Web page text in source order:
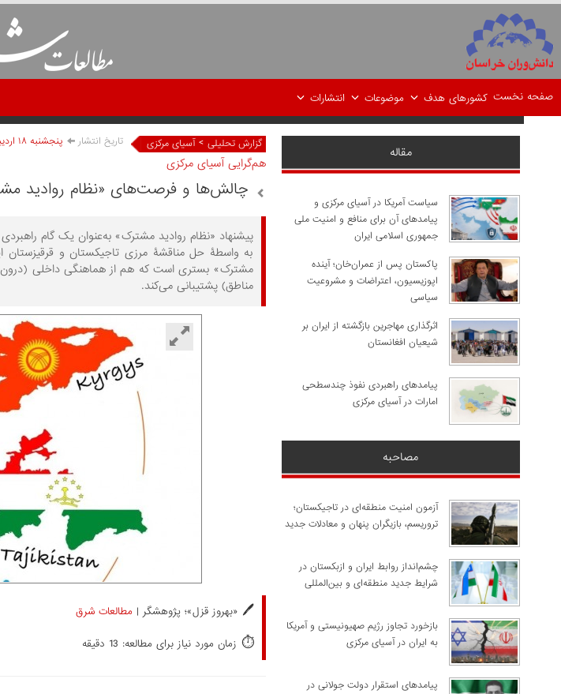
صفحه نخست کشورهای هدف موضوعات انتشارات
گزارش تحلیلی > آسیای مرکزی تاریخ انتشار پنجشنبه ۱۸ ارديبهشت ۱۴۰۴ ساعت ۱۰:۴۴
هم‌گرایی آسیای مرکزی
چالش‌ها و فرصت‌های «نظام روادید
پیشنهاد «نظام روادید مشترک» به‌عنوان یک گام
به واسطۀ حل مناقشۀ مرزی تاجیکستان و قرقیزستان
مشترک» بستری است که هم از هماهنگی داخلی (درون
مناطق) پشتیبانی می‌کند.
🖊️
«بهروز قزل»؛ پژوهشگر | مطالعات شرق
⏱️ زمان مورد نیاز برای مطالعه: 13 دقیقه
مقاله
سیاست آمریکا در آسیای مرکزی و
پیامدهای آن برای منافع و امنیت ملی
جمهوری اسلامی ایران
پاکستان پس از عمران‌خان؛ آینده
اپوزیسیون، اعتراضات و مشروعیت
سیاسی
اثرگذاری مهاجرین بازگشته از ایران بر
شیعیان افغانستان
پیامدهای راهبردی نفوذ چندسطحی
امارات در آسیای مرکزی
مصاحبه
آزمون امنیت منطقه‌ای در تاجیکستان؛
تروریسم، بازیگران پنهان و معادلات جدید
چشم‌انداز روابط ایران و ازبکستان در
شرایط جدید منطقه‌ای و بین‌المللی
​بازخورد تجاوز رژیم صهیونیستی و آمریکا
به ایران در آسیای مرکزی
پیامدهای استقرار دولت جولانی در